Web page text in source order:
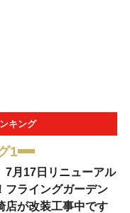
キング
1
7月17日リニューアル
フライングガーデン
店が改装工事中です